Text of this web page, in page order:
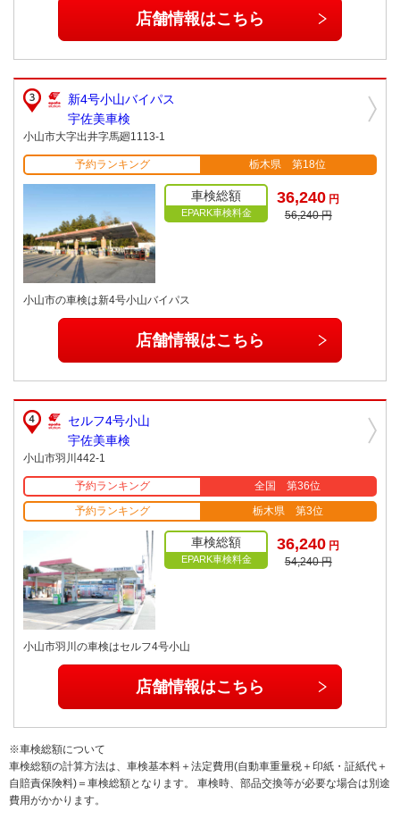
店舗情報はこちら
新4号小山バイパス
宇佐美車検
小山市大字出井字馬廻1113-1
予約ランキング 栃木県 第18位
車検総額
EPARK車検料金
36,240 円
56,240 円
小山市の車検は新4号小山バイパス
店舗情報はこちら
セルフ4号小山
宇佐美車検
小山市羽川442-1
予約ランキング
全国 第36位
予約ランキング
栃木県 第3位
車検総額
EPARK車検料金
36,240 円
54,240 円
小山市羽川の車検はセルフ4号小山
店舗情報はこちら
※車検総額について
車検総額の計算方法は、車検基本料＋法定費用(自動車重量税＋印紙・証紙代＋
自賠責保険料)＝車検総額となります。 車検時、部品交換等が必要な場合は別途
費用がかかります。